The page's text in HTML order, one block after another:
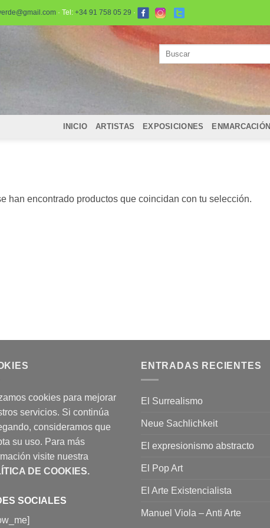
· Tel: +34 91 758 05 29 ·
INICIO ARTISTAS EXPOSICIONES ENMARCACIÓN
han encontrado productos que coincidan con tu selección.
cookies para mejorar
servicios. Si continúa
consideramos que
su uso. Para más
visite nuestra
DE COOKIES.
SOCIALES
ENTRADAS RECIENTES
El Surrealismo
Neue Sachlichkeit
El expresionismo abstracto
El Pop Art
El Arte Existencialista
Manuel Viola – Anti Arte